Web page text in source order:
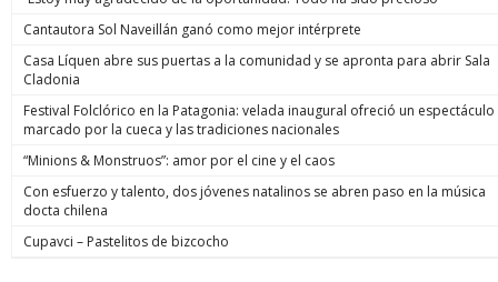
Cantautora Sol Naveillán ganó como mejor intérprete
Casa Líquen abre sus puertas a la comunidad y se apronta para abrir Sala
Cladonia
Festival Folclórico en la Patagonia: velada inaugural ofreció un espectáculo
marcado por la cueca y las tradiciones nacionales
“Minions & Monstruos”: amor por el cine y el caos
Con esfuerzo y talento, dos jóvenes natalinos se abren paso en la música
docta chilena
Cupavci – Pastelitos de bizcocho